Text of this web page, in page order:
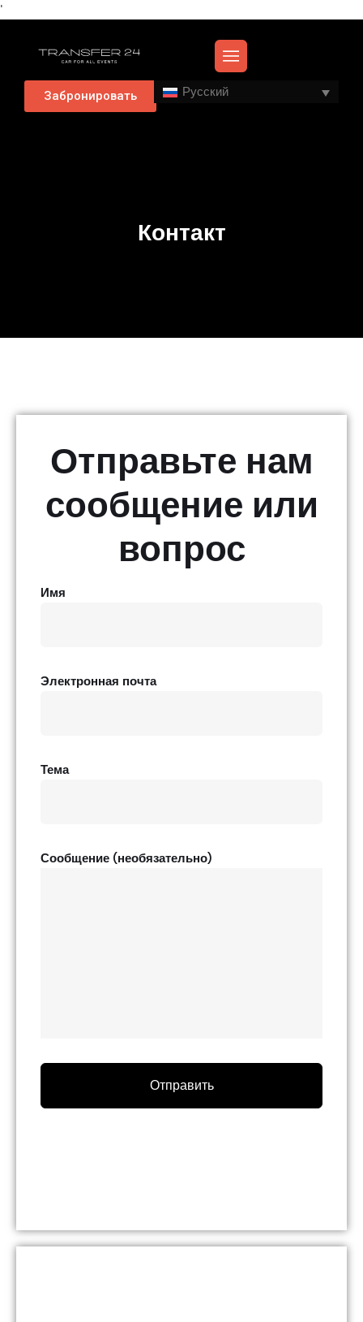
'
Забронировать Русский
Контакт
Отправьте нам
сообщение или
вопрос
Имя
Электронная почта
Тема
Сообщение (необязательно)